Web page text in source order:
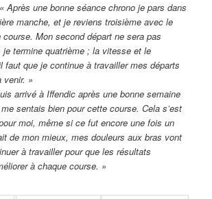
« Après une bonne séance chrono je pars dans
manche, et je reviens troisième avec le
Mon second départ ne sera pas
termine quatrième ; la vitesse et le
faut que je continue à travailler mes départs
venir. »
arrivé à Iffendic après une bonne semaine
sentais bien pour cette course. Cela s’est
moi, même si ce fut encore une fois un
de mon mieux, mes douleurs aux bras vont
à travailler pour que les résultats
à chaque course. »